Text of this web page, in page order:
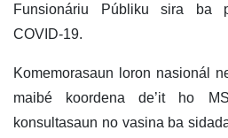
Funsionáriu Públiku sira ba
COVID-19.
Komemorasaun loron nasionál
maibé koordena de’it ho
konsultasaun no vasina ba